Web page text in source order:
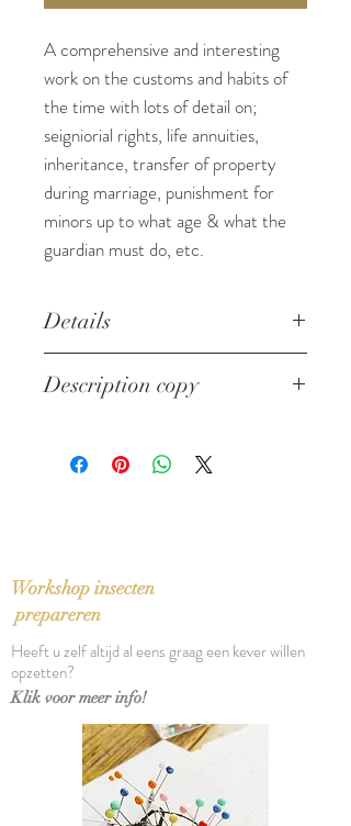
A comprehensive and interesting
work on the customs and habits of
the time with lots of detail on;
seigniorial rights, life annuities,
inheritance, transfer of property
during marriage, punishment for
minors up to what age & what the
guardian must do, etc.
Details
Publisher: De Nully
Language: French
Description copy
Workshop insecten
prepareren
Heeft u zelf altijd al eens graag een kever willen
opzetten?
Klik voor meer info!